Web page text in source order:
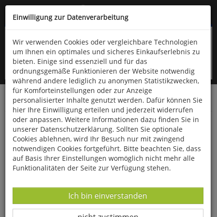
Kompletten Head der Seite überspringen
oder (06766) 9323-960
Startseite Bücher Literatur Belletristik
Der Tag, an dem die Hummer wiederkamen
Einwilligung zur Datenverarbeitung
Wir verwenden Cookies oder vergleichbare Technologien
um Ihnen ein optimales und sicheres Einkaufserlebnis zu
bieten. Einige sind essenziell und für das
ordnungsgemäße Funktionieren der Website notwendig
während andere lediglich zu anonymen Statistikzwecken,
für Komforteinstellungen oder zur Anzeige
personalisierter Inhalte genutzt werden. Dafür können Sie
hier Ihre Einwilligung erteilen und jederzeit widerrufen
oder anpassen. Weitere Informationen dazu finden Sie in
unserer Datenschutzerklärung. Sollten Sie optionale
Cookies ablehnen, wird Ihr Besuch nur mit zwingend
notwendigen Cookies fortgeführt. Bitte beachten Sie, dass
auf Basis Ihrer Einstellungen womöglich nicht mehr alle
Funktionalitäten der Seite zur Verfügung stehen.
Datenverarbeitung -
Ich bin einverstanden